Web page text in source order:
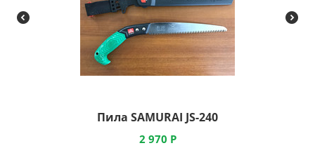
Пила SAMURAI JS-240
2 970 Р